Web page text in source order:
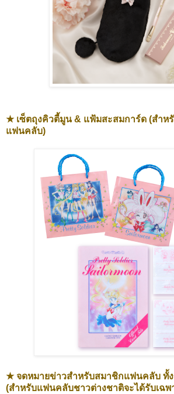
★ เซ็ตถุงคิวตี้มูน & แฟ้มสะสมการ์ด (สำห
แฟนคลับ)
★ จดหมายข่าวสำหรับสมาชิกแฟนคลับ ทั้ง
(สำหรับแฟนคลับชาวต่างชาติจะได้รับเฉพ